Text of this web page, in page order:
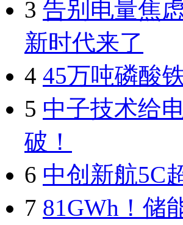
3 告别电量焦
新时代来了
4 45万吨磷酸
5 中子技术给
破！
6 中创新航5C
7 81GWh！储